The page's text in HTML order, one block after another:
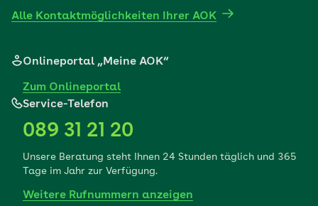
Alle Kontaktmöglichkeiten Ihrer AOK
Onlineportal „Meine AOK“
Zum Onlineportal
Service-Telefon
089 31 21 20
Unsere Beratung steht Ihnen 24 Stunden täglich und 365
Tage im Jahr zur Verfügung.
Weitere Rufnummern anzeigen